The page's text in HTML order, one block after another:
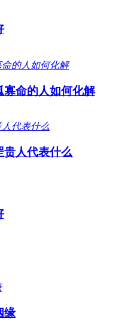
寡命的人如何化解
贵人代表什么
缘